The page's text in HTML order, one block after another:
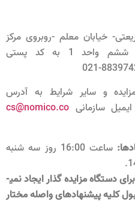
خیابان معلم -روبروی مرکز
جغرافیایی- برج فردوسی طبقه ششم واحد 1 به کد پستی
و سایر شرایط به آدرس
سازمانی cs@nomico.co
ساعت 16:00 روز سه شنبه
این آگهی هیچ گونه تعهدی برای دستگاه مزایده گذار ایجاد نمی­
کلیه پیشنهادهای واصله مختار